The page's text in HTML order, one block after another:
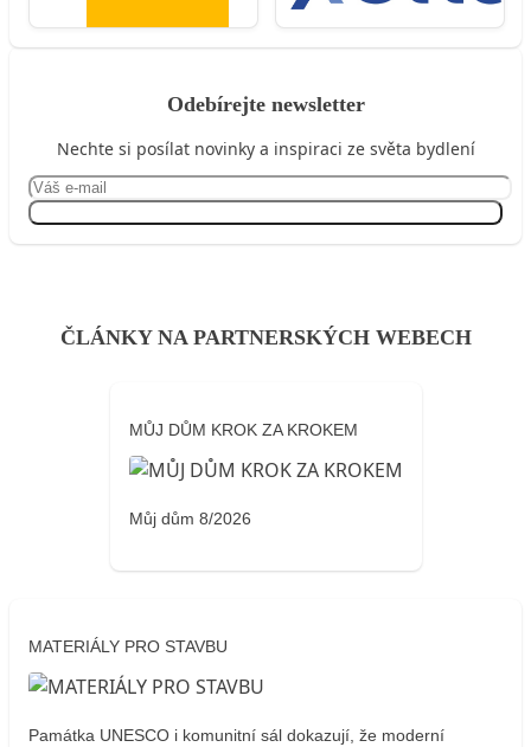
Odebírejte newsletter
Nechte si posílat novinky a inspiraci ze světa bydlení
ČLÁNKY NA PARTNERSKÝCH WEBECH
MŮJ DŮM KROK ZA KROKEM
Můj dům 8/2026
MATERIÁLY PRO STAVBU
Památka UNESCO i komunitní sál dokazují, že moderní